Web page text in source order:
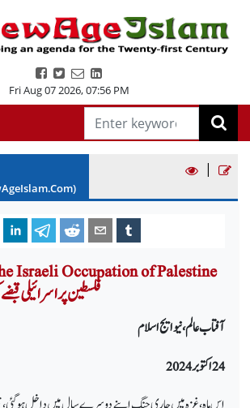
Fri Aug 07 2026,07:56 PM
|
Israeli Occupation of Palestine
فلسطین پر اسرائیلی
آفتاب عالم، نیو ایج اسلام
24 اکتوبر 2024